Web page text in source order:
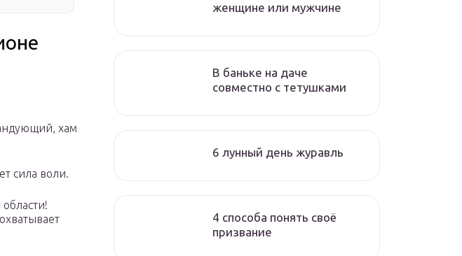
хам
сила воли.
женщине или мужчине
В баньке на даче
совместно с тетушками
6 лунный день журавль
4 способа понять своё
призвание